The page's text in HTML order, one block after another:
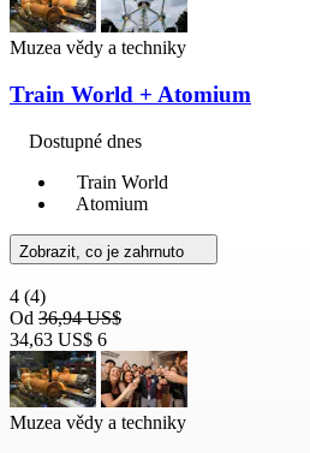
Muzea vědy a techniky
Train World + Atomium
Dostupné dnes
Train World
Atomium
Zobrazit, co je zahrnuto
4 (4)
Od 36,94 US$
34,63 US$ 6
Muzea vědy a techniky